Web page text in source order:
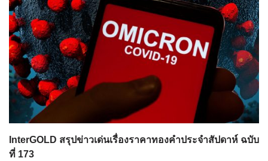
InterGOLD สรุปข่าวเด่นเรื่องราคาทองคำประจำสัปดาห์ ฉบับ
ที่ 173